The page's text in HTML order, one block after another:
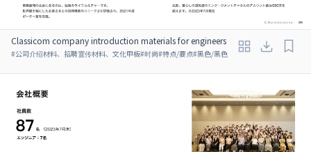
Classicom company introduction materials for engineers
#公司介绍材料、招聘宣传材料、文化甲板#时尚#特点/要点#黑色/黑色